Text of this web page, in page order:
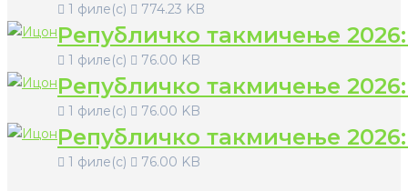
1 филе(с) 774.23 KB
Републичко такмичење
1 филе(с) 76.00 KB
Републичко такмичење
1 филе(с) 76.00 KB
Републичко такмичење
1 филе(с) 76.00 KB